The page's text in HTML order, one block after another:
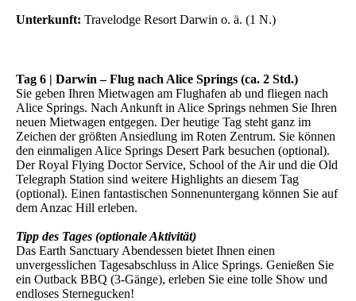
Unterkunft: Travelodge Resort Darwin o. ä. (1 N.)
Tag 6 | Darwin – Flug nach Alice Springs (ca. 2 Std.)
Sie geben Ihren Mietwagen am Flughafen ab und fliegen nach
Alice Springs. Nach Ankunft in Alice Springs nehmen Sie Ihren
neuen Mietwagen entgegen. Der heutige Tag steht ganz im
Zeichen der größten Ansiedlung im Roten Zentrum. Sie können
den einmaligen Alice Springs Desert Park besuchen (optional).
Der Royal Flying Doctor Service, School of the Air und die Old
Telegraph Station sind weitere Highlights an diesem Tag
(optional). Einen fantastischen Sonnenuntergang können Sie auf
dem Anzac Hill erleben.
Tipp des Tages (optionale Aktivität)
Das Earth Sanctuary Abendessen bietet Ihnen einen
unvergesslichen Tagesabschluss in Alice Springs. Genießen Sie
ein Outback BBQ (3-Gänge), erleben Sie eine tolle Show und
endloses Sternegucken!